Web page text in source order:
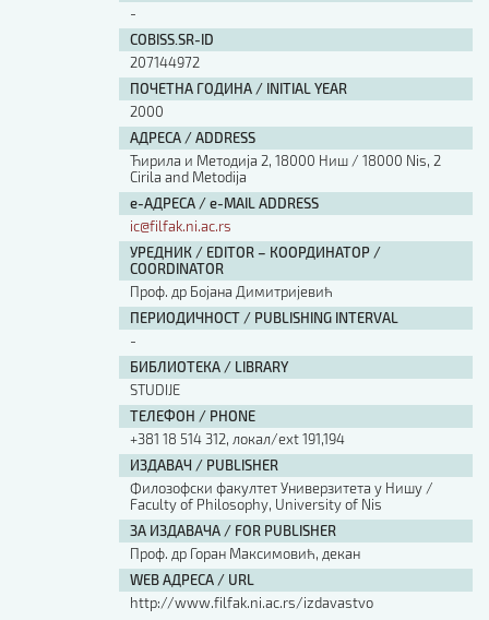
-
COBISS.SR-ID
207144972
ПОЧЕТНА ГОДИНА / INITIAL YEAR
2000
АДРЕСА / ADDRESS
Ћирила и Методија 2, 18000 Ниш / 18000 Nis, 2
Cirila and Metodija
е-АДРЕСА / e-MAIL ADDRESS
ic@filfak.ni.ac.rs
УРЕДНИК / EDITOR – КООРДИНАТОР /
COORDINATOR
Проф. др Бојана Димитријевић
ПЕРИОДИЧНОСТ / PUBLISHING INTERVAL
-
БИБЛИОТЕКА / LIBRARY
STUDIJE
ТЕЛЕФОН / PHONE
+381 18 514 312, локал/ext 191,194
ИЗДАВАЧ / PUBLISHER
Филозофски факултет Универзитета у Нишу /
Faculty of Philosophy, University of Nis
ЗА ИЗДАВАЧА / FOR PUBLISHER
Проф. др Горан Максимовић, декан
WEB АДРЕСА / URL
http://www.filfak.ni.ac.rs/izdavastvo